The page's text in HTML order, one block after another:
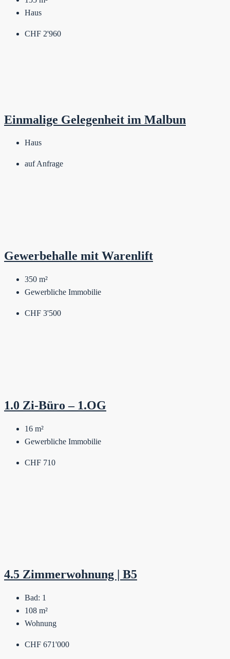
Haus
CHF 2'960
Einmalige Gelegenheit im Malbun
Haus
auf Anfrage
Gewerbehalle mit Warenlift
350 m²
Gewerbliche Immobilie
CHF 3'500
1.0 Zi-Büro – 1.OG
16 m²
Gewerbliche Immobilie
CHF 710
4.5 Zimmerwohnung | B5
Bad: 1
108 m²
Wohnung
CHF 671'000